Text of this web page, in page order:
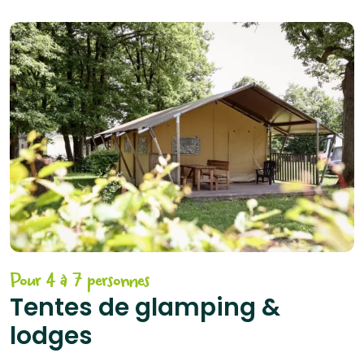
Pour 4 à 7 personnes
Tentes de glamping &
lodges